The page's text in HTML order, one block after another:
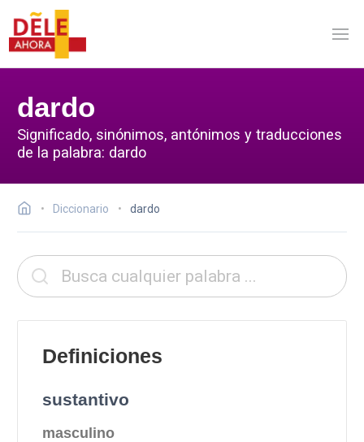
dardo
Significado, sinónimos, antónimos y traducciones
de la palabra: dardo
Diccionario dardo
Definiciones
sustantivo
masculino